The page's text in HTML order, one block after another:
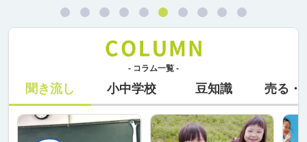
- コラム一覧 -
聞き流し 小中学校 豆知識 売る・